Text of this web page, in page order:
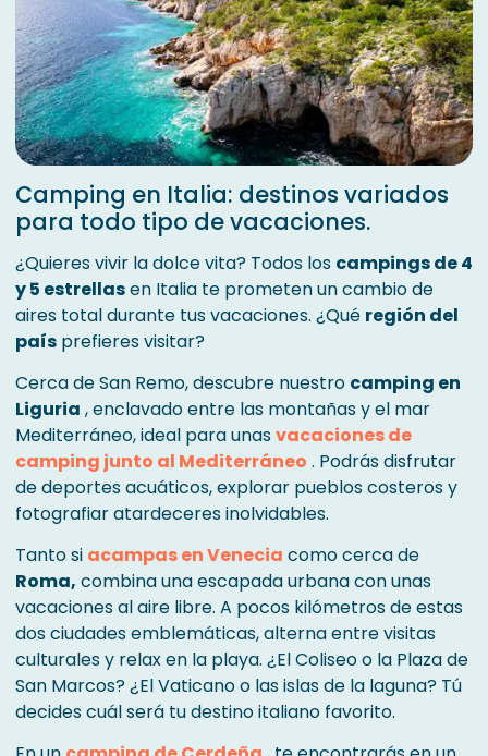
Camping en Italia: destinos variados
para todo tipo de vacaciones.
¿Quieres vivir la dolce vita? Todos los campings de 4
y 5 estrellasen Italia te prometen un cambio de
aires total durante tus vacaciones. ¿Qué región del
país prefieres visitar?
Cerca de San Remo, descubre nuestro camping en
Liguria , enclavado entre las montañas y el mar
Mediterráneo, ideal para unasvacaciones de
camping junto al Mediterráneo . Podrás disfrutar
de deportes acuáticos, explorar pueblos costeros y
fotografiar atardeceres inolvidables.
Tanto si acampas en Venecia como cerca de
Roma, combina una escapada urbana con unas
vacaciones al aire libre. A pocos kilómetros de estas
dos ciudades emblemáticas, alterna entre visitas
culturales y relax en la playa. ¿El Coliseo o la Plaza de
San Marcos? ¿El Vaticano o las islas de la laguna? Tú
decides cuál será tu destino italiano favorito.